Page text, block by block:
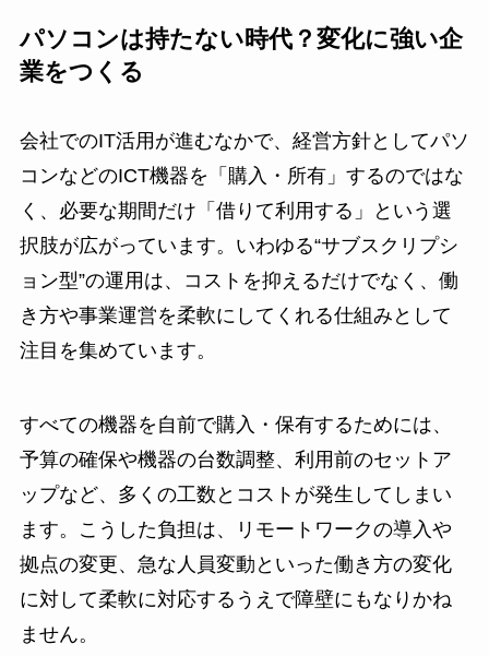
パソコンは持たない時代？変化に強い企
業をつくる
会社でのIT活用が進むなかで、経営方針としてパソ
コンなどのICT機器を「購入・所有」するのではな
く、必要な期間だけ「借りて利用する」という選
択肢が広がっています。いわゆる“サブスクリプシ
ョン型”の運用は、コストを抑えるだけでなく、働
き方や事業運営を柔軟にしてくれる仕組みとして
注目を集めています。
すべての機器を自前で購入・保有するためには、
予算の確保や機器の台数調整、利用前のセットア
ップなど、多くの工数とコストが発生してしまい
ます。こうした負担は、リモートワークの導入や
拠点の変更、急な人員変動といった働き方の変化
に対して柔軟に対応するうえで障壁にもなりかね
ません。